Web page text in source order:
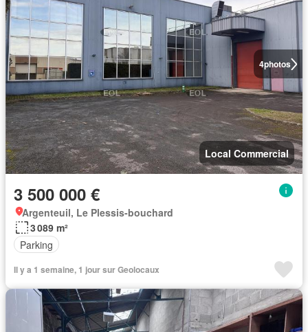
4photos
Local Commercial
3 500 000 €
Argenteuil, Le Plessis-bouchard
3 089 m²
Parking
Il y a 1 semaine, 1 jour sur Geolocaux